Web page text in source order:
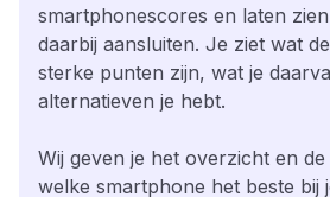
smartphonescores en laten
daarbij aansluiten. Je ziet wat
sterke punten zijn, wat je
alternatieven je hebt.
Wij geven je het overzicht en
welke smartphone het beste bij